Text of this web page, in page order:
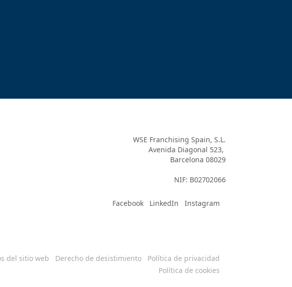
WSE Franchising Spain, S.L.
Avenida Diagonal 523,
Barcelona 08029
Facebook LinkedIn Instagram
del sitio web Derecho de desistimiento
Política de privacidad
Política de cookies